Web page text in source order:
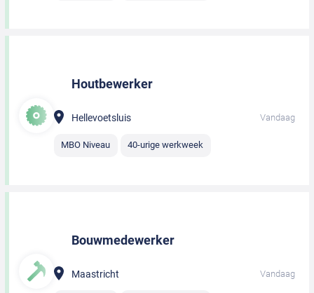
Houtbewerker
Hellevoetsluis Vandaag
MBO Niveau 40-urige werkweek
Bouwmedewerker
Maastricht Vandaag